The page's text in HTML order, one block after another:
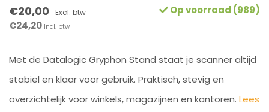
€20,00 Excl. btw
€24,20 Incl. btw
Op voorraad (989)
Met de Datalogic Gryphon Stand staat je scanner altijd
stabiel en klaar voor gebruik. Praktisch, stevig en
overzichtelijk voor winkels, magazijnen en kantoren. Lees